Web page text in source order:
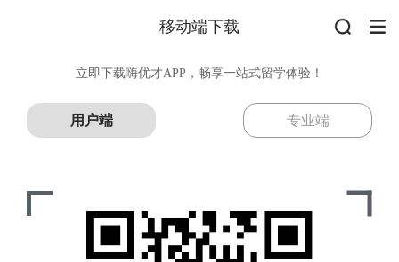
移动端下载
立即下载嗨优才APP，畅享一站式留学体验！
用户端 专业端